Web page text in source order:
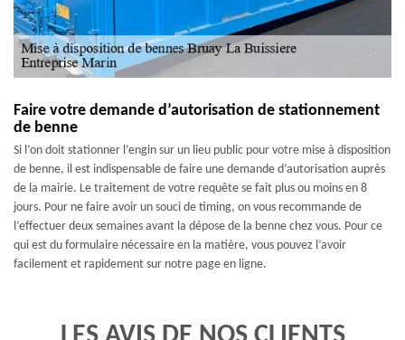
Faire votre demande d’autorisation de stationnement
de benne
Si l’on doit stationner l’engin sur un lieu public pour votre mise à disposition
de benne, il est indispensable de faire une demande d’autorisation auprès
de la mairie. Le traitement de votre requête se fait plus ou moins en 8
jours. Pour ne faire avoir un souci de timing, on vous recommande de
l’effectuer deux semaines avant la dépose de la benne chez vous. Pour ce
qui est du formulaire nécessaire en la matière, vous pouvez l’avoir
facilement et rapidement sur notre page en ligne.